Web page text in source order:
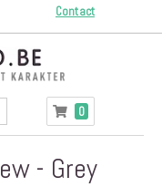
Contact
Winkelwagen
0producten
- Grey